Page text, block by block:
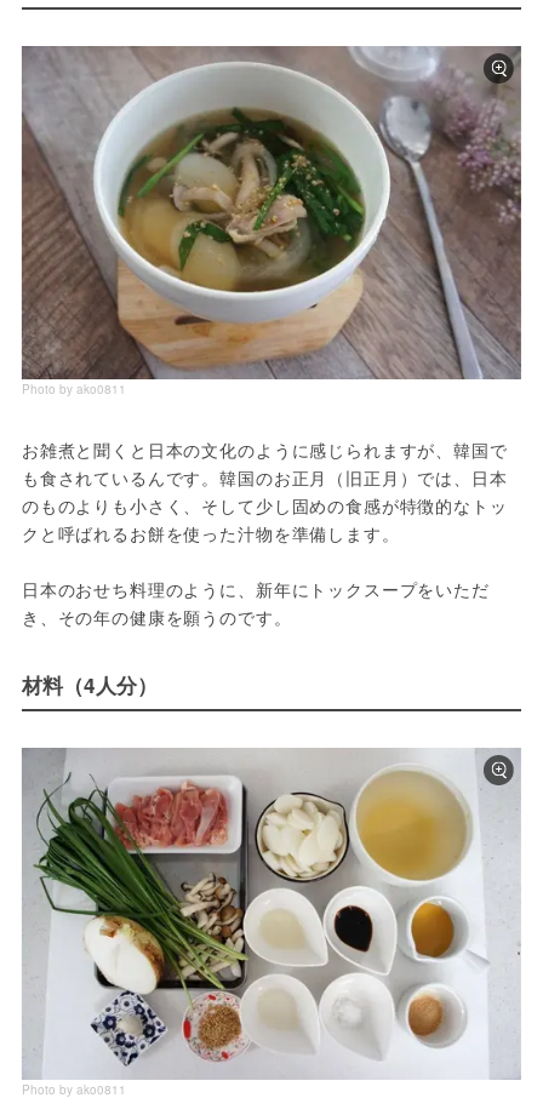
Photo by ako0811
お雑煮と聞くと日本の文化のように感じられますが、韓国で
も食されているんです。韓国のお正月（旧正月）では、日本
のものよりも小さく、そして少し固めの食感が特徴的なトッ
クと呼ばれるお餅を使った汁物を準備します。
日本のおせち料理のように、新年にトックスープをいただ
き、その年の健康を願うのです。
材料（4人分）
Photo by ako0811